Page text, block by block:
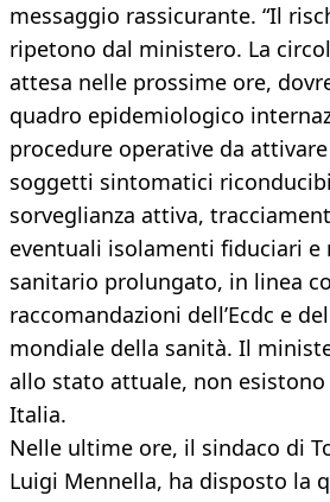
messaggio rassicurante. “Il
ripetono dal ministero. La
attesa nelle prossime ore,
quadro epidemiologico
procedure operative da
soggetti sintomatici
sorveglianza attiva,
eventuali isolamenti fiduciari
sanitario prolungato, in linea
raccomandazioni dell’Ecdc e
mondiale della sanità. Il
allo stato attuale, non
Italia.
Nelle ultime ore, il sindaco di
Luigi Mennella, ha disposto la